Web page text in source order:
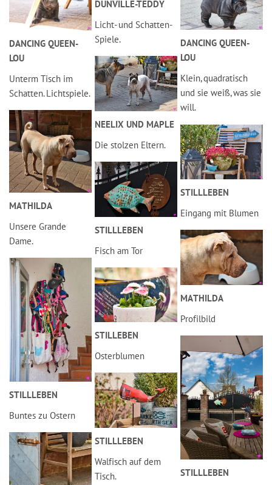
DANCING QUEEN-
LOU
Unterm Tisch im
Schatten. Lichtspiele.
MATHILDA
Unsere Grande
Dame.
STILLLEBEN
Buntes zu Ostern
DUNVILLE-TEDDY
Licht- und Schatten-
Spiele.
NEELIX UND MAPLE
Die stolzen Eltern.
STILLLEBEN
Fisch am Tor
STILLEBEN
Osterblumen
STILLLEBEN
Walfisch auf dem
Tisch.
DANCING QUEEN-
LOU
Klein, quadratisch
und sie weiß, was sie
will.
STILLLEBEN
Eingang mit Blumen
MATHILDA
Profilbild
STILLLEBEN